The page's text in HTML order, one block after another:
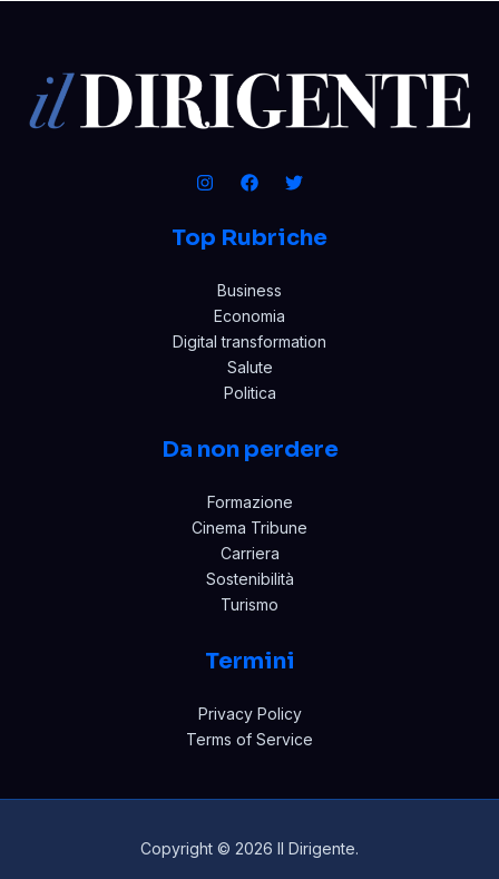
Top Rubriche
Business
Economia
Digital transformation
Salute
Politica
Da non perdere
Formazione
Cinema Tribune
Carriera
Sostenibilità
Turismo
Termini
Privacy Policy
Terms of Service
Copyright © 2026 Il Dirigente.